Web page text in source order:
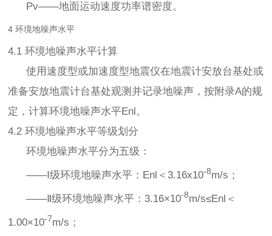
Pv——地面运动速度功率谱密度。
4 环境地噪声水平
4.1 环境地噪声水平计算
使用速度型或加速度型地震仪在地震计安放台基处或
准备安放地震计台基处观测并记录地噪声，按附录A的规
定，计算环境地噪声水平Enl。
4.2 环境地噪声水平等级划分
环境地噪声水平分为五级：
——Ⅰ级环境地噪声水平：Enl＜3.16x10-8m/s；
——Ⅱ级环境地噪声水平：3.16×10-8m/s≤Enl＜
1.00×10-7m/s；